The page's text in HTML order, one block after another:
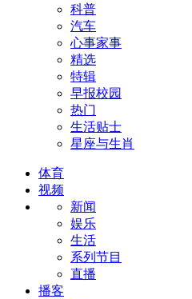
科普
汽车
心事家事
精选
特辑
早报校园
热门
生活贴士
星座与生肖
体育
视频
新闻
娱乐
生活
系列节目
直播
播客